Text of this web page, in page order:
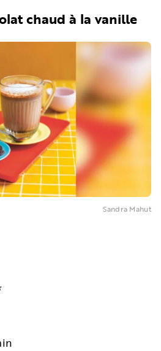
chaud à la vanille
Sandra Mahut